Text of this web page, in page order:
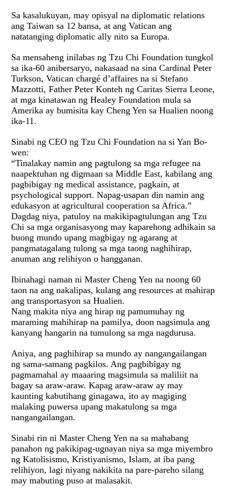
Sa kasalukuyan, may opisyal na diplomatic relations
ang Taiwan sa 12 bansa, at ang Vatican ang
natatanging diplomatic ally nito sa Europa.
Sa mensaheng inilabas ng Tzu Chi Foundation tungkol
sa ika-60 anibersaryo, nakasaad na sina Cardinal Peter
Turkson, Vatican chargé d’affaires na si Stefano
Mazzotti, FatherPeter Konteh ng Caritas Sierra Leone,
at mga kinatawan ng Healey Foundation mula sa
Amerika ay bumisita kayCheng Yen sa Hualien noong
ika-11.
Sinabi ng CEO ng Tzu Chi Foundation na si Yan Bo-
wen:
“Tinalakay namin ang pagtulong sa mga refugee na
naapektuhan ng digmaan sa Middle East, kabilang ang
pagbibigay ng medical assistance, pagkain, at
psychological support. Napag-usapan din namin ang
edukasyon at agricultural cooperation sa Africa.”
Dagdag niya, patuloy na makikipagtulungan ang Tzu
Chi sa mga organisasyong may kaparehong adhikain sa
buong mundo upang magbigay ng agarang at
pangmatagalang tulong sa mga taong naghihirap,
anuman ang relihiyon o hangganan.
Ibinahagi naman ni Master Cheng Yen na noong 60
taon na ang nakalipas, kulang ang resources at mahirap
ang transportasyon sa Hualien.
Nang makita niya ang hirap ng pamumuhay ng
maraming mahihirap na pamilya, doon nagsimula ang
kanyang hangarin na tumulong sa mga nagdurusa.
Aniya, ang paghihirap sa mundo ay nangangailangan
ng sama-samang pagkilos. Ang pagbibigay ng
pagmamahal ay maaaring magsimula sa maliliit na
bagay sa araw-araw. Kapag araw-araw ay may
kaunting kabutihang ginagawa, ito ay magiging
malaking puwersa upang makatulong sa mga
nangangailangan.
Sinabi rin ni Master Cheng Yen na sa mahabang
panahon ng pakikipag-ugnayan niya sa mga miyembro
ng Katolisismo, Kristiyanismo, Islam, at iba pang
relihiyon, lagi niyang nakikita na pare-pareho silang
may mabuting puso at malasakit.